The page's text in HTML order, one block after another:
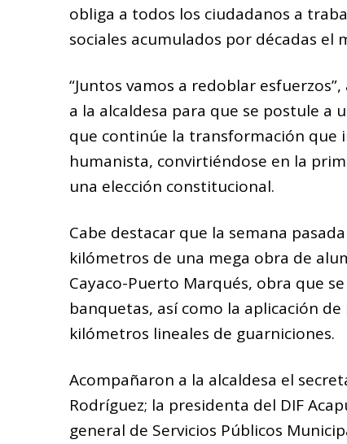
obliga a todos los ciudadanos a
sociales acumulados por décadas el
“Juntos vamos a redoblar
a la alcaldesa para que se postule a
que continúe la transformación que
humanista, convirtiéndose en la
una elección constitucional.
Cabe destacar que la semana
kilómetros de una mega obra de
Cayaco-Puerto Marqués, obra que
banquetas, así como la aplicación
kilómetros lineales de guarniciones.
Acompañaron a la alcaldesa el
Rodríguez; la presidenta del DIF
general de Servicios Públicos